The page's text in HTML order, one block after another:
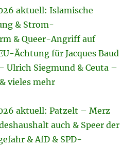
aktuell: Islamische
& Strom-
& Queer-Angriff auf
Ächtung für Jacques Baud
Ulrich Siegmund & Ceuta –
vieles mehr
aktuell: Patzelt – Merz
auch & Speer der
& AfD & SPD-